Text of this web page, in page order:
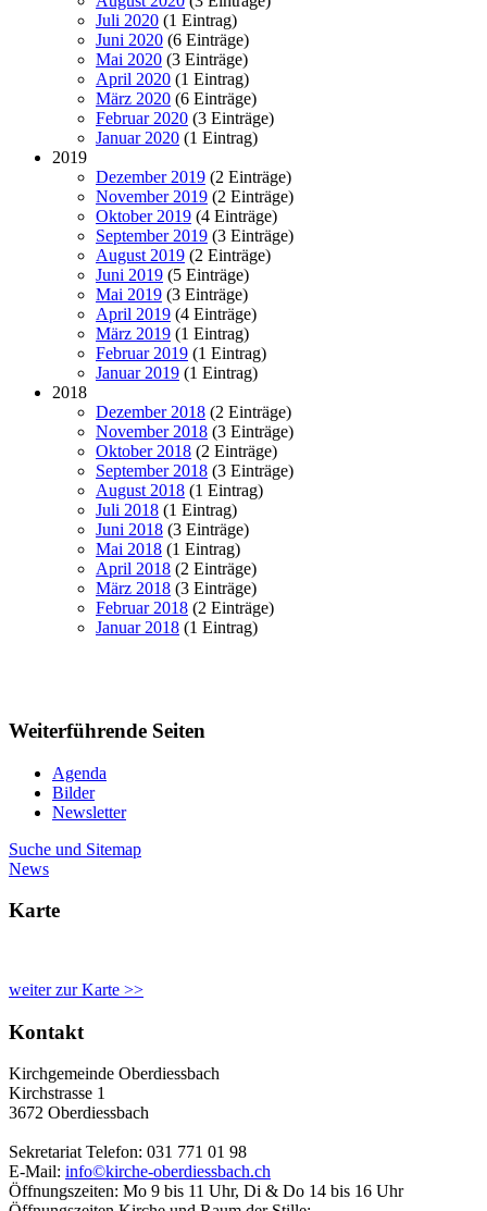
Juli 2020 (1 Eintrag)
Juni 2020 (6 Einträge)
Mai 2020 (3 Einträge)
April 2020 (1 Eintrag)
März 2020 (6 Einträge)
Februar 2020 (3 Einträge)
Januar 2020 (1 Eintrag)
2019
Dezember 2019 (2 Einträge)
November 2019 (2 Einträge)
Oktober 2019 (4 Einträge)
September 2019 (3 Einträge)
August 2019 (2 Einträge)
Juni 2019 (5 Einträge)
Mai 2019 (3 Einträge)
April 2019 (4 Einträge)
März 2019 (1 Eintrag)
Februar 2019 (1 Eintrag)
Januar 2019 (1 Eintrag)
2018
Dezember 2018 (2 Einträge)
November 2018 (3 Einträge)
Oktober 2018 (2 Einträge)
September 2018 (3 Einträge)
August 2018 (1 Eintrag)
Juli 2018 (1 Eintrag)
Juni 2018 (3 Einträge)
Mai 2018 (1 Eintrag)
April 2018 (2 Einträge)
März 2018 (3 Einträge)
Februar 2018 (2 Einträge)
Januar 2018 (1 Eintrag)
Weiterführende Seiten
Agenda
Bilder
Newsletter
Suche und Sitemap
News
Karte
weiter zur Karte >>
Kontakt
Kirchgemeinde Oberdiessbach
Kirchstrasse 1
3672 Oberdiessbach
Sekretariat Telefon: 031 771 01 98
E-Mail: info©kirche-oberdiessbach.ch
Öffnungszeiten: Mo 9 bis 11 Uhr, Di & Do 14 bis 16 Uhr